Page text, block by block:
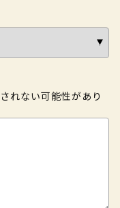
れない可能性があり